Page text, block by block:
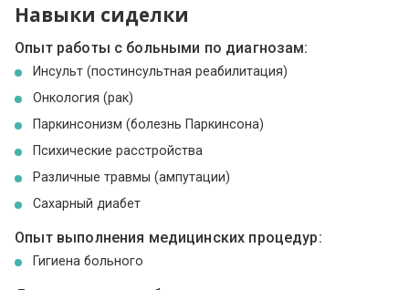
Навыки сиделки
Опыт работы с больными по диагнозам:
Инсульт (постинсультная реабилитация)
Онкология (рак)
Паркинсонизм (болезнь Паркинсона)
Психические расстройства
Различные травмы (ампутации)
Сахарный диабет
Опыт выполнения медицинских процедур:
Гигиена больного